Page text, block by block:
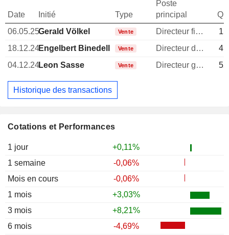
Cotations et Performances
1 jour
+0,11%
1 semaine
-0,06%
Mois en cours
-0,06%
1 mois
+3,03%
3 mois
+8,21%
6 mois
-4,69%
Date Initié Type
Poste
principal
06.05.25Gerald Völkel Vente Directeur financier
18.12.24Engelbert Binedell Vente Directeur des operations
04.12.24Leon Sasse Vente Directeur general
Historique des transactions